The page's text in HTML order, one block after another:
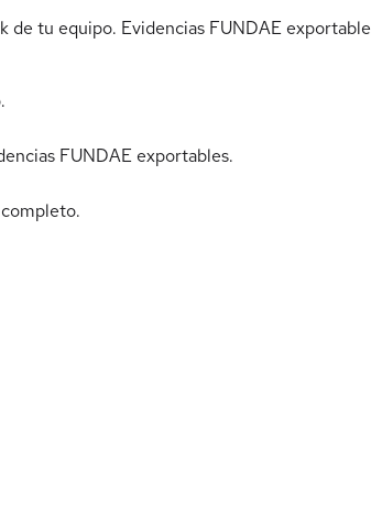
tu equipo. Evidencias FUNDAE
FUNDAE exportables.